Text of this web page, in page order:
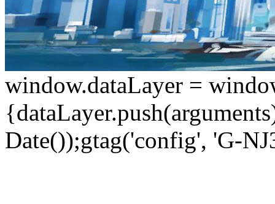
window.dataLayer =
Date());gtag('config', 'G-